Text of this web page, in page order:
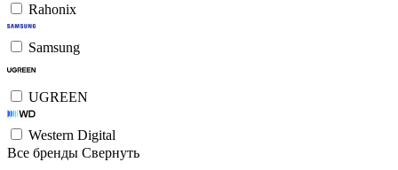
Rahonix
Samsung
UGREEN
Western Digital
Все бренды Свернуть